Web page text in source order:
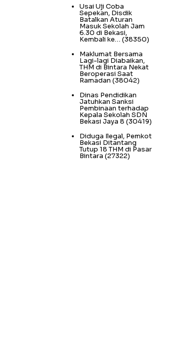
Usai Uji Coba
Sepekan, Disdik
Batalkan Aturan
Masuk Sekolah Jam
6.30 di Bekasi,
Kembali ke… (38350)
Maklumat Bersama
Lagi-lagi Diabaikan,
THM di Bintara Nekat
Beroperasi Saat
Ramadan (38042)
Dinas Pendidikan
Jatuhkan Sanksi
Pembinaan terhadap
Kepala Sekolah SDN
Bekasi Jaya 8 (30419)
Diduga Ilegal, Pemkot
Bekasi Ditantang
Tutup 18 THM di Pasar
Bintara (27322)